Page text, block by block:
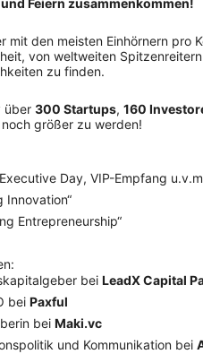
Feiern zusammenkommen!
den meisten Einhörnern pro
von weltweiten
zu finden.
über 300 Startups, 160
größer zu werden!
Day, VIP-Empfang
Innovation“
Entrepreneurship“
bei LeadX Capital
bei Paxful
bei Maki.vc
und Kommunikation bei